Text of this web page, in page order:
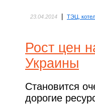
23.04.2014 ТЭЦ,
Рост цен
Украины
Становится
дорогие